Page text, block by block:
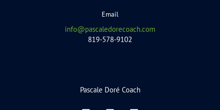
Email
info@pascaledorecoach.com
819-578-9102
Pascale Doré Coach